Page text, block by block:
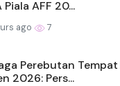
AFF 20...
ago 7
Perebutan
2026: Pers...